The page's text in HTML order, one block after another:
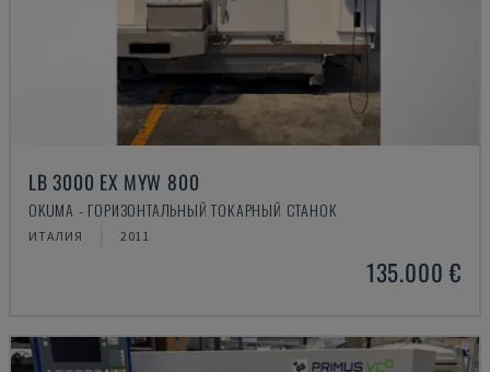
LB 3000 EX MYW 800
OKUMA - ГОРИЗОНТАЛЬНЫЙ ТОКАРНЫЙ СТАНОК
ИТАЛИЯ 2011
135.000 €